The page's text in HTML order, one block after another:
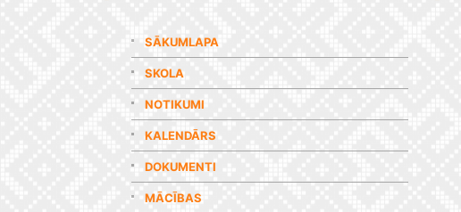
SĀKUMLAPA
SKOLA
NOTIKUMI
KALENDĀRS
DOKUMENTI
MĀCĪBAS